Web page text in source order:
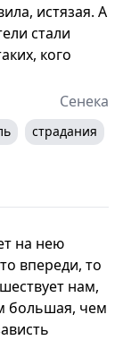
истязая. А
стали
кого
Сенека
страдания
на нею
впереди, то
нам,
большая, чем